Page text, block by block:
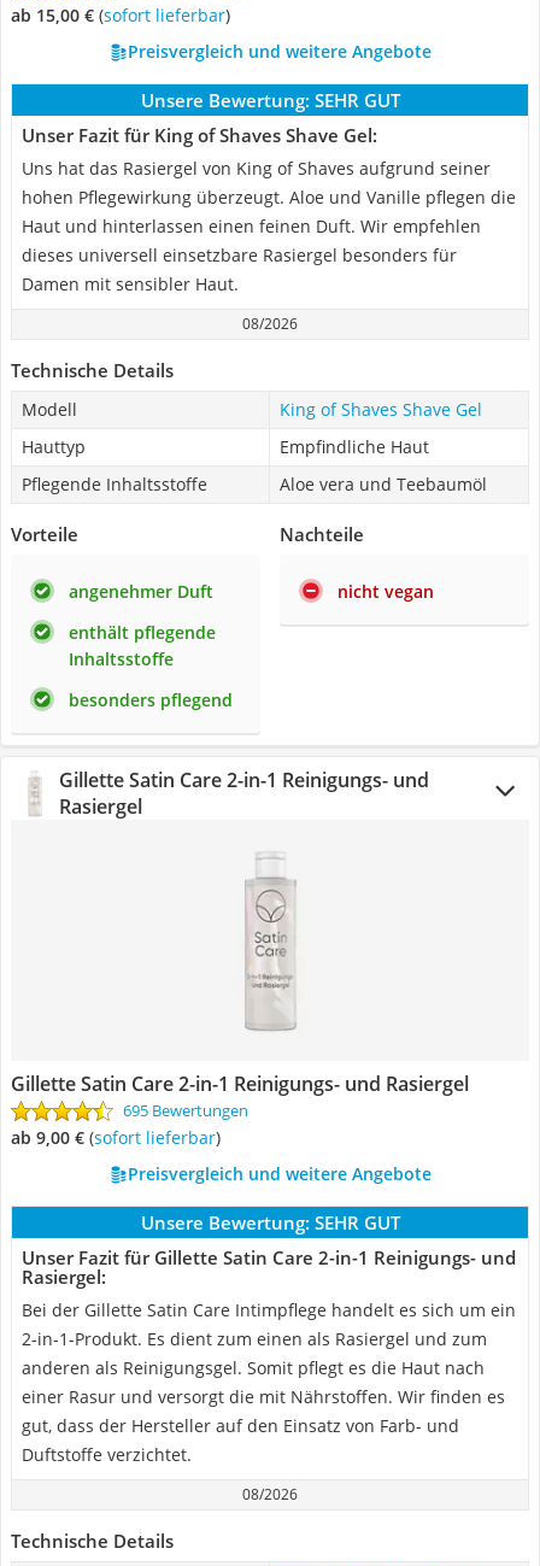
ab 15,00 € ( Sofort lieferbar)
Preisvergleich und weitere Angebote
Unsere Bewertung: SEHR GUT
Unser Fazit für King of Shaves Shave Gel:
Uns hat das Rasiergel von King of Shaves aufgrund seiner
hohen Pflegewirkung überzeugt. Aloe und Vanille pflegen die
Haut und hinterlassen einen feinen Duft. Wir empfehlen
dieses universell einsetzbare Rasiergel besonders für
Damen mit sensibler Haut.
08/2026
Technische Details
Modell
King of Shaves Shave Gel
Hauttyp
Empfindliche Haut
Pflegende Inhaltsstoffe
Aloe vera und Teebaumöl
Vorteile
angenehmer Duft
enthält pflegende
Inhaltsstoffe
besonders pflegend
Nachteile
nicht vegan
Gillette Satin Care 2-in-1 Reinigungs- und
Rasiergel
Gillette Satin Care 2-in-1 Reinigungs- und Rasiergel
695 Bewertungen
ab 9,00 € ( Sofort lieferbar)
Preisvergleich und weitere Angebote
Unsere Bewertung: SEHR GUT
Unser Fazit für Gillette Satin Care 2-in-1 Reinigungs- und
Rasiergel:
Bei der Gillette Satin Care Intimpflege handelt es sich um ein
2-in-1-Produkt. Es dient zum einen als Rasiergel und zum
anderen als Reinigungsgel. Somit pflegt es die Haut nach
einer Rasur und versorgt die mit Nährstoffen. Wir finden es
gut, dass der Hersteller auf den Einsatz von Farb- und
Duftstoffe verzichtet.
08/2026
Technische Details